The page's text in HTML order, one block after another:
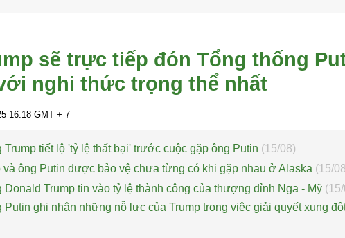
Thông tin nước Nga NABU EDUCATION
Khám phá nước Nga Tử vi hàng ngày
sẽ trực tiếp đón Tổng thống
nghi thức trọng thể nhất
16:18 GMT + 7
Trump tiết lộ 'tỷ lệ thất bại' trước cuộc gặp ông Putin (15/08)
và ông Putin được bảo vệ chưa từng có khi gặp nhau ở Alaska (15/
Donald Trump tin vào tỷ lệ thành công của thượng đỉnh Nga - Mỹ
Putin ghi nhận những nỗ lực của Trump trong việc giải quyết xung